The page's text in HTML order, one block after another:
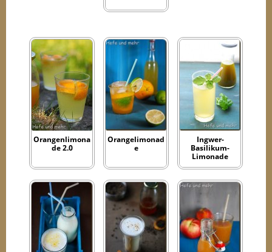
Orangenlimona
de 2.0
Orangelimonad
e
Ingwer-
Basilikum-
Limonade